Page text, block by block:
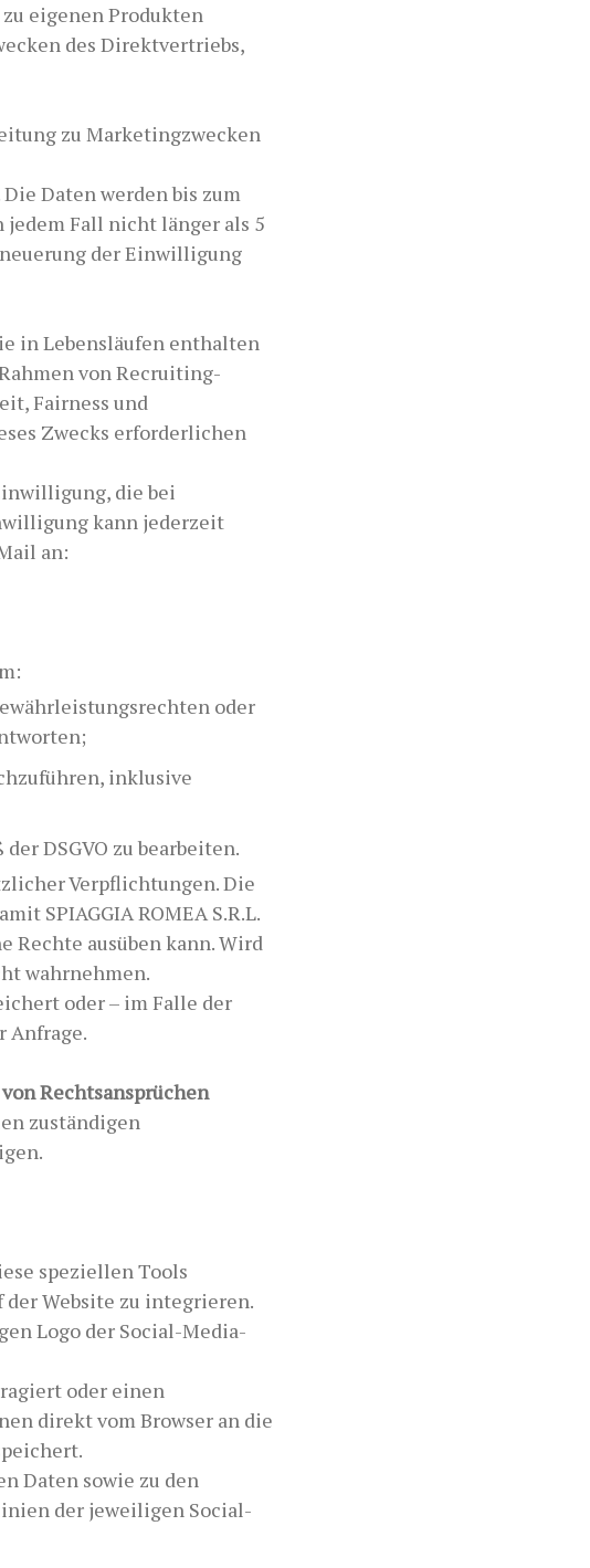
eigenen Produkten
des Direktvertriebs,
zu Marketingzwecken
Daten werden bis zum
Fall nicht länger als 5
der Einwilligung
in Lebensläufen enthalten
von Recruiting-
Fairness und
Zwecks erforderlichen
die bei
kann jederzeit
an:
oder
inklusive
DSGVO zu bearbeiten.
Verpflichtungen. Die
SPIAGGIA ROMEA S.R.L.
Rechte ausüben kann. Wird
wahrnehmen.
oder – im Falle der
Anfrage.
Rechtsansprüchen
zuständigen
speziellen Tools
Website zu integrieren.
Logo der Social-Media-
oder einen
direkt vom Browser an die
Daten sowie zu den
der jeweiligen Social-